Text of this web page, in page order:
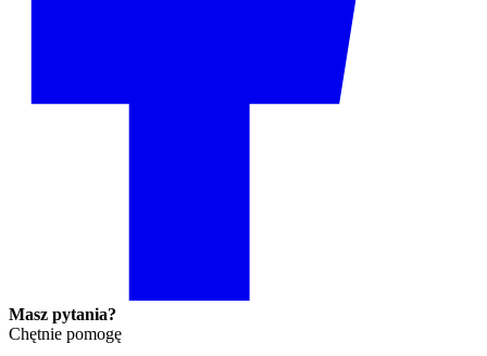
Masz pytania?
Chętnie pomogę